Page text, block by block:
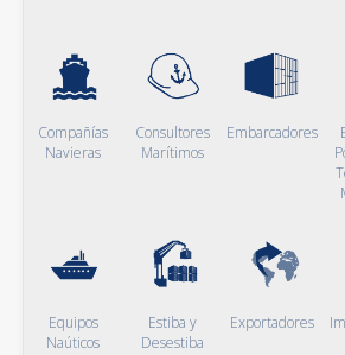
Compañías
Navieras
Consultores
Marítimos
Embarcadores
Equipos
Naúticos
Estiba y
Desestiba
Exportadores